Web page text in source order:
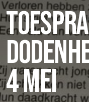
Jeugd
Senioren
Clubinfo
Sponsoring
4 MEI